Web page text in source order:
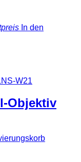
In den
Objektiv